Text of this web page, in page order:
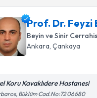
Prof. Dr. Feyzi
Beyin ve Sinir
Ankara , Çankaya
Koru Kavaklıdere Hastanesi
Büklüm Cad.No:72 06680